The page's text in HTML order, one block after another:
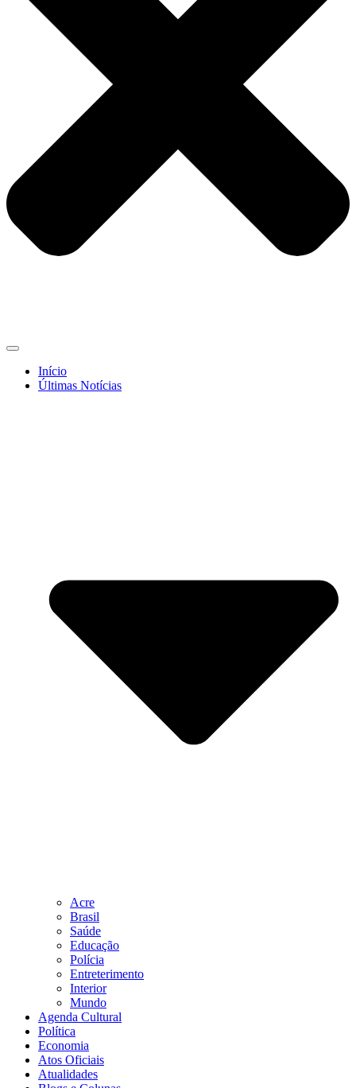
Início
Últimas Notícias
Acre
Brasil
Saúde
Educação
Polícia
Entreterimento
Interior
Mundo
Agenda Cultural
Política
Economia
Atos Oficiais
Atualidades